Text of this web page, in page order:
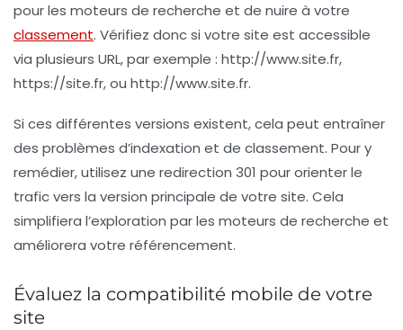
pour les moteurs de recherche et de nuire à votre
classement. Vérifiez donc si votre site est accessible
via plusieurs URL, par exemple : http://www.site.fr,
https://site.fr, ou http://www.site.fr.
Si ces différentes versions existent, cela peut entraîner
des problèmes d’indexation et de classement. Pour y
remédier, utilisez une redirection 301 pour orienter le
trafic vers la version principale de votre site. Cela
simplifiera l’exploration par les moteurs de recherche et
améliorera votre référencement.
Évaluez la compatibilité mobile de votre
site